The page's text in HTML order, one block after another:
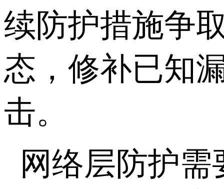
续防护措施争
态，修补已知
击。
网络层防护